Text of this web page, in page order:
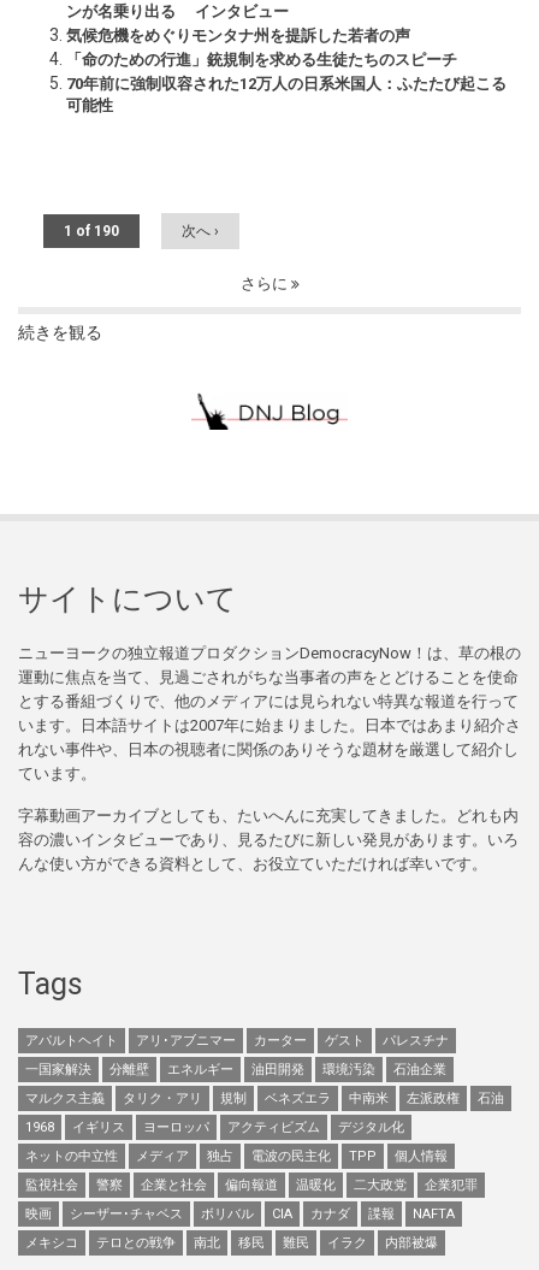
ンが名乗り出る インタビュー
気候危機をめぐりモンタナ州を提訴した若者の声
「命のための行進」銃規制を求める生徒たちのスピーチ
70年前に強制収容された12万人の日系米国人：ふたたび起こる
可能性
1 of 190 次へ ›
さらに
続きを観る
サイトについて
ニューヨークの独立報道プロダクションDemocracyNow！は、草の根の
運動に焦点を当て、見過ごされがちな当事者の声をとどけることを使命
とする番組づくりで、他のメディアには見られない特異な報道を行って
います。日本語サイトは2007年に始まりました。日本ではあまり紹介さ
れない事件や、日本の視聴者に関係のありそうな題材を厳選して紹介し
ています。
字幕動画アーカイブとしても、たいへんに充実してきました。どれも内
容の濃いインタビューであり、見るたびに新しい発見があります。いろ
んな使い方ができる資料として、お役立ていただければ幸いです。
Tags
アパルトヘイト アリ･アブニマー カーター ゲスト
パレスチナ
一国家解決
分離壁 エネルギー 油田開発 環境汚染
石油企業
マルクス主義
タリク・アリ 規制 ベネズエラ 中南米 左派政権
石油
1968
イギリス ヨーロッパ アクティビズム
デジタル化
ネットの中立性
メディア 独占 電波の民主化 TPP
個人情報
監視社会
警察 企業と社会 偏向報道 温暖化 二大政党
企業犯罪
映画
シーザー･チャベス ボリバル CIA カナダ 諜報
NAFTA
メキシコ
テロとの戦争 南北 移民 難民 イラク 内部被爆